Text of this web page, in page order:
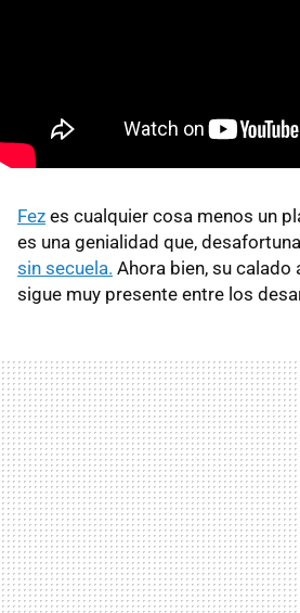
Fez es cualquier cosa menos un
es una genialidad que,
sin secuela. Ahora bien, su
sigue muy presente entre los